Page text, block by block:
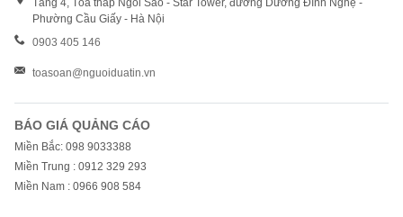
Tầng 4, Tòa tháp Ngôi Sao - Star Tower, đường Dương Đình Nghệ -
Phường Cầu Giấy - Hà Nội
0903 405 146
toasoan@nguoiduatin.vn
BÁO GIÁ QUẢNG CÁO
Miền Bắc: 098 9033388
Miền Trung : 0912 329 293
Miền Nam : 0966 908 584